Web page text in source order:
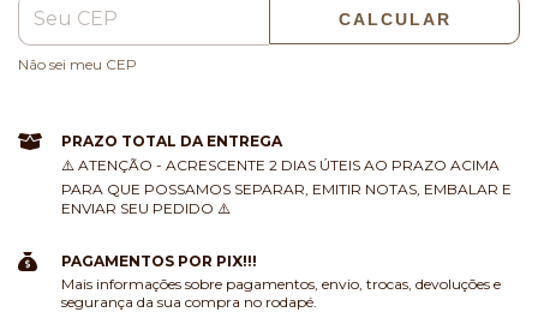
CALCULAR
Não sei meu CEP
PRAZO TOTAL DA ENTREGA
⚠️ ATENÇÃO - ACRESCENTE 2 DIAS ÚTEIS AO PRAZO ACIMA
PARA QUE POSSAMOS SEPARAR, EMITIR NOTAS, EMBALAR E
ENVIAR SEU PEDIDO ⚠️
PAGAMENTOS POR PIX!!!
Mais informações sobre pagamentos, envio, trocas, devoluções e
segurança da sua compra no rodapé.